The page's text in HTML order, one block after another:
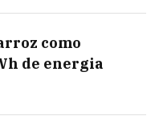
como
de energia